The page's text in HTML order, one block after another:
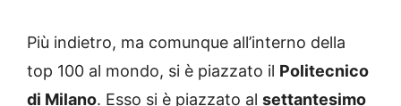
Più indietro, ma comunque all’interno della
top 100 al mondo, si è piazzato il Politecnico
di Milano. Esso si è piazzato al settantesimo